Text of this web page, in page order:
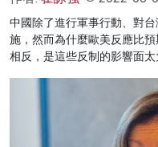
中國除了進行軍事行動、對
施，然而為什麼歐美反應比
相反，是這些反制的影響面太